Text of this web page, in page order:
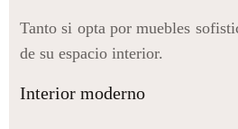
Tanto si opta por muebles
de su espacio interior.
Interior moderno